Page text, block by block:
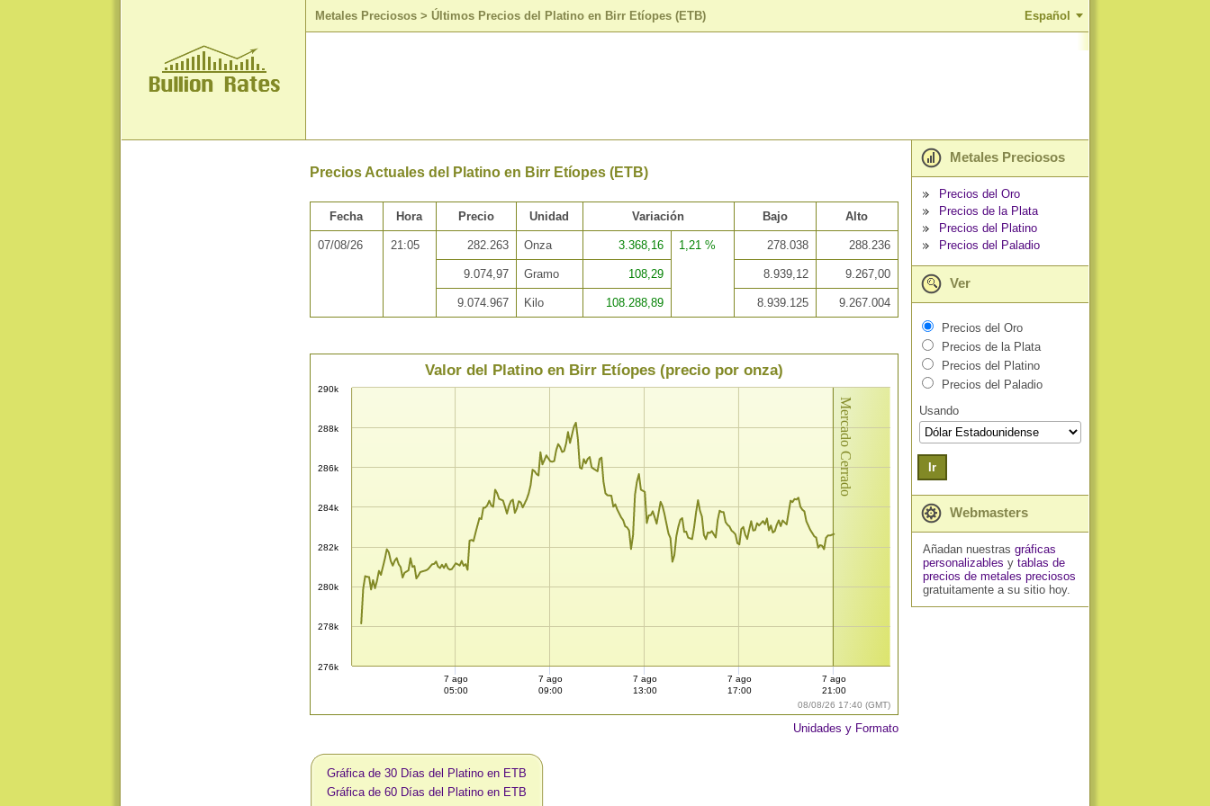
Metales Preciosos > Últimos Precios del Platino en Birr Etíopes (ETB) Español
Precios Actuales del Platino en Birr Etíopes (ETB)
Fecha Hora Precio Unidad Variación Bajo Alto
07/08/26 21:05 282.263 Onza 3.368,16 1,21 % 278.038 288.236
9.074,97 Gramo 108,29 8.939,12 9.267,00
9.074.967 Kilo 108.288,89 8.939.125 9.267.004
Mercado Cerrado
08/08/26 17:40 (GMT)
Valor del Platino en Birr Etíopes (precio por onza)
276k
278k
280k
282k
284k
286k
288k
290k
7 ago
05:00
7 ago
09:00
7 ago
13:00
7 ago
17:00
7 ago
21:00
Unidades y Formato
Gráfica de 30 Días del Platino en ETB
Gráfica de 60 Días del Platino en ETB
Metales Preciosos
Precios del Oro
Precios de la Plata
Precios del Platino
Precios del Paladio
Ver
Precios del Oro
Precios de la Plata
Precios del Platino
Precios del Paladio
Usando
Ir
Webmasters
Añadan nuestras gráficas
personalizables y tablas de
precios de metales preciosos
gratuitamente a su sitio hoy.